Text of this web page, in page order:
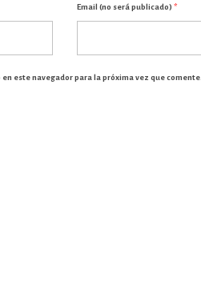
Email (no será publicado) *
este navegador para la próxima vez que comente.